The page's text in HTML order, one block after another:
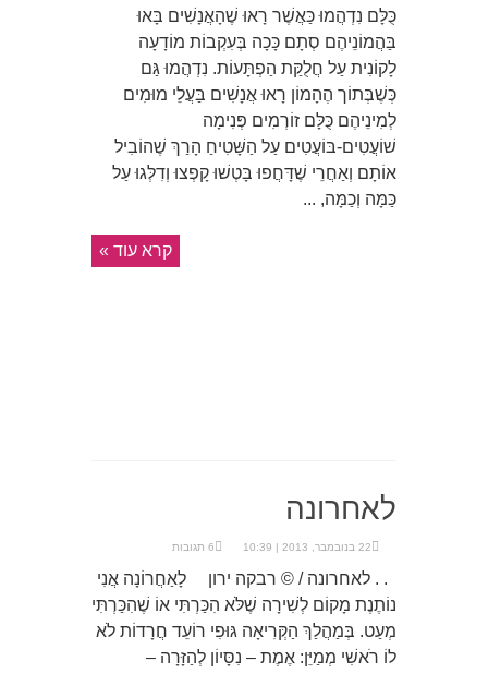
כֻּלָּם נִדְהֲמוּ כַּאֲשֶׁר רָאוּ שֶׁהָאֲנָשִׁים בָּאוּ
בַּהֲמוֹנֵיהֶם סְתָם כָּכָה בְּעִקְבוֹת מוֹדָעָה
לָקוֹנִית עַל חֲלֻקַּת הַפְתָּעוֹת. נִדְהֲמוּ גַּם
כְּשֶׁבְּתוֹך הֶהָמוֹן רָאוּ אֲנָשִׁים בַּעֲלֵי מוּמִים
לְמִינֵיהֶם כֻּלָּם זוֹרְמִים פְּנִימָה
שׁוֹעֲטִים-בּוֹעֲטִים עַל הַשָּׁטִיחַ הָרַךְ שֶׁהוֹבִיל
אוֹתָם וְאַחֲרֵי שֶׁדָּחֲפוּ בָּטְשׁוּ קָפְצוּ וְדִלְּגוּ עַל
כַּמָּה וְכַמָּה, ...
קרא עוד »
לאחרונה
22 בנובמבר, 2013 | 10:39 6 תגובות
. . לאחרונה / © רבקה ירון לָאַחֲרוֹנָה אֲנִי
נוֹתֶנֶת מָקוֹם לְשִׁירָה שֶׁלֹּא הִכַּרְתִּי אוֹ שֶׁהִכַּרְתִּי
מְעַט. בְּמַהֲלַךְ הַקְּרִיאָה גּוּפִי רוֹעֵד חֲרָדוֹת לֹא
לוֹ רֹאשִׁי מְמַיֵּן: אֶמֶת – נִסָּיוֹן לְהַזָּרָה –